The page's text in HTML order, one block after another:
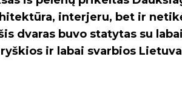
interjeru, bet ir
dvaras buvo statytas su
ir labai svarbios